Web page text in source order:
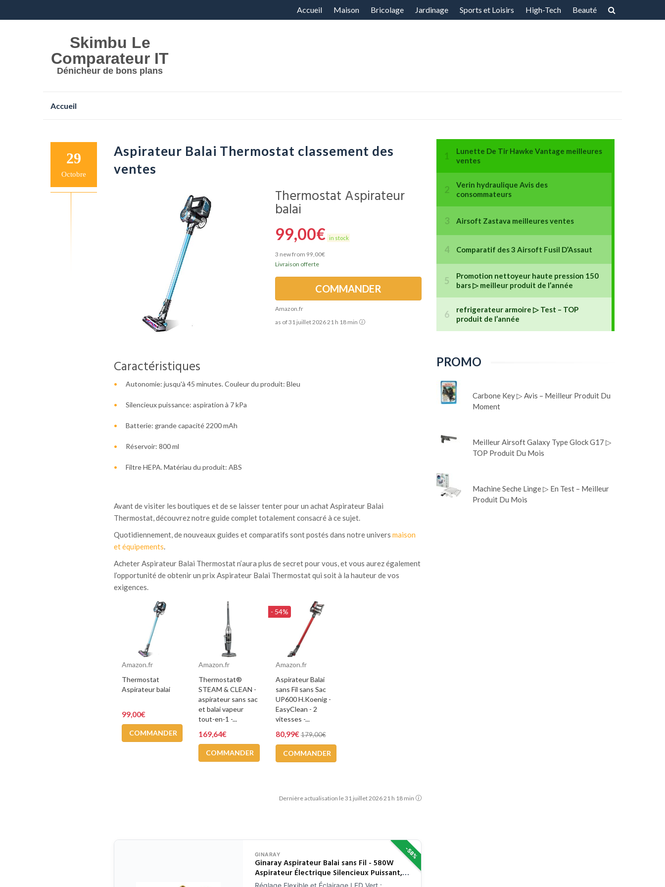
Aller
Accueil Maison Bricolage Jardinage Sports et Loisirs High-Tech Beauté
Skimbu Le
Comparateur IT
Dénicheur de bons plans
Accueil
29
Octobre
Aspirateur Balai Thermostat classement des
ventes
Thermostat Aspirateur
balai
99,00€ in stock
3 new from 99,00€
Livraison offerte
COMMANDER
Amazon.fr
as of 31 juillet 2026 21 h 18 min
Caractéristiques
Autonomie: jusqu'à 45 minutes. Couleur du produit: Bleu
Silencieux puissance: aspiration à 7 kPa
Batterie: grande capacité 2200 mAh
Réservoir: 800 ml
Filtre HEPA. Matériau du produit: ABS
Avant de visiter les boutiques et de se laisser tenter pour un achat Aspirateur Balai
Thermostat, découvrez notre guide complet totalement consacré à ce sujet.
Quotidiennement, de nouveaux guides et comparatifs sont postés dans notre univers maison
et équipements.
Acheter Aspirateur Balai Thermostat n’aura plus de secret pour vous, et vous aurez également
l’opportunité de obtenir un prix Aspirateur Balai Thermostat qui soit à la hauteur de vos
exigences.
Amazon.fr
Thermostat
Aspirateur balai
99,00€
COMMANDER
Amazon.fr
Thermostat®
STEAM & CLEAN -
aspirateur sans sac
et balai vapeur
tout-en-1 -...
169,64€
COMMANDER
- 54%
Amazon.fr
Aspirateur Balai
sans Fil sans Sac
UP600 H.Koenig -
EasyClean - 2
vitesses -...
80,99€179,00€
COMMANDER
Dernière actualisation le 31 juillet 2026 21 h 18 min
-58%
GINARAY
Ginaray Aspirateur Balai sans Fil - 580W
Aspirateur Électrique Silencieux Puissant,
Aspiration Brosse LED Batterie
Réglage Flexible et Éclairage LED Vert :
PROMO
Carbone Key ▷ Avis – Meilleur Produit Du
Moment
Meilleur Airsoft Galaxy Type Glock G17 ▷
TOP Produit Du Mois
Machine Seche Linge ▷ En Test – Meilleur
Produit Du Mois